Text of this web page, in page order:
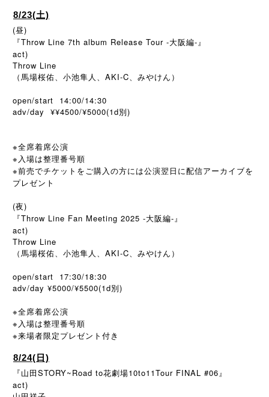
8/23(土)
(昼)
『Throw Line 7th album Release Tour -大阪編-』
act)
Throw Line
（馬場桜佑、小池隼人、AKI-C、みやけん）
open/start 14:00/14:30
adv/day ¥¥4500/¥5000(1d別)
※全席着席公演
※入場は整理番号順
※前売でチケットをご購入の方には公演翌日に配信アーカイブを
プレゼント
(夜)
『Throw Line Fan Meeting 2025 -大阪編-』
act)
Throw Line
（馬場桜佑、小池隼人、AKI-C、みやけん）
open/start 17:30/18:30
adv/day ¥5000/¥5500(1d別)
※全席着席公演
※入場は整理番号順
※来場者限定プレゼント付き
8/24(日)
『山田STORY~Road to花劇場10to11Tour FINAL #06』
act)